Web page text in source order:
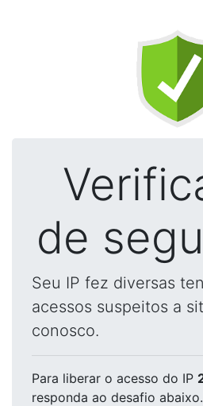
de
Seu IP fez diversas
acessos suspeitos a
conosco.
Para liberar o acesso do IP
responda ao desafio abaixo.